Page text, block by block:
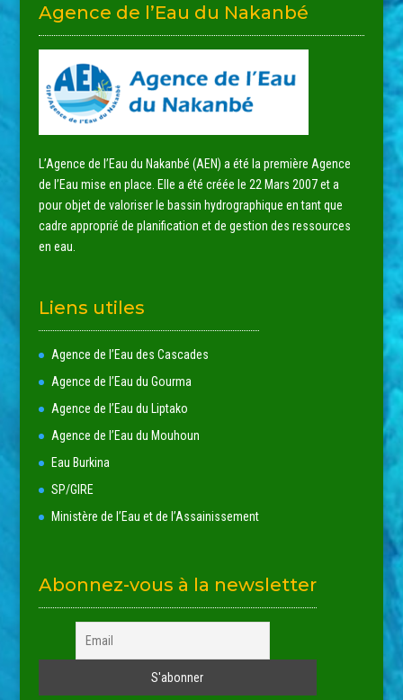
Agence de l’Eau du Nakanbé
L’Agence de l’Eau du Nakanbé (AEN) a été la première Agence
de l’Eau mise en place. Elle a été créée le 22 Mars 2007 et a
pour objet de valoriser le bassin hydrographique en tant que
cadre approprié de planification et de gestion des ressources
en eau.
Liens utiles
Agence de l’Eau des Cascades
Agence de l’Eau du Gourma
Agence de l’Eau du Liptako
Agence de l’Eau du Mouhoun
Eau Burkina
SP/GIRE
Ministère de l’Eau et de l’Assainissement
Abonnez-vous à la newsletter